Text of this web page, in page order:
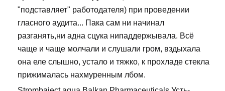
"подставляет" работодателя) при проведении
гласного аудита... Пака сам ни начинал
разганять,ни адна сцука нипаддержывала. Всё
чаще и чаще молчали и слушали гром, вздыхала
она еле слышно, устало и тяжко, к прохладе стекла
прижималась нахмуренным лбом.